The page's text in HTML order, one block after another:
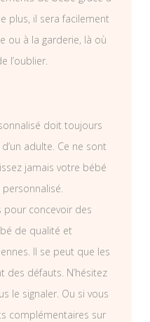
plus, il sera facilement
ou à la garderie, là où
l’oublier.
doit toujours
adulte. Ce ne sont
jamais votre bébé
concevoir des
de qualité et
Il se peut que les
défauts. N’hésitez
le signaler. Ou si vous
complémentaires sur